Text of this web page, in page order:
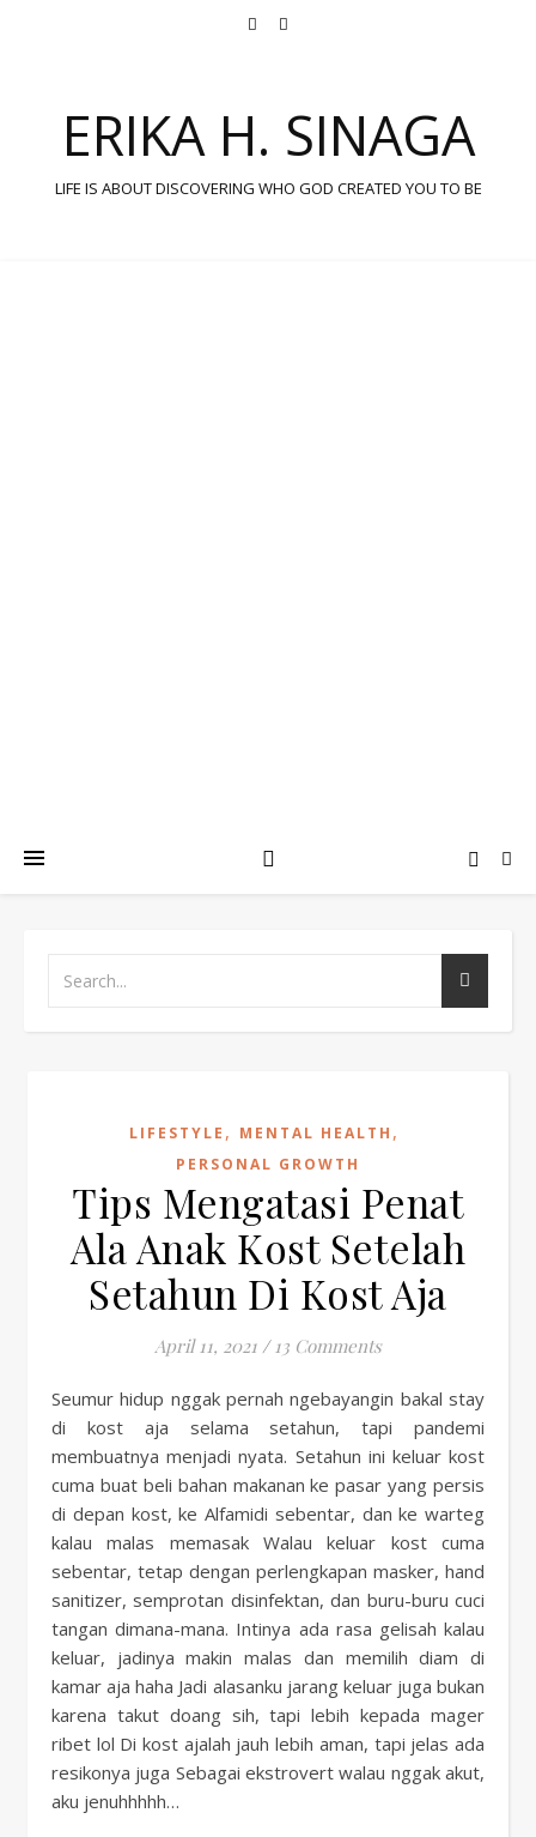
ERIKA H. SINAGA
LIFE IS ABOUT DISCOVERING WHO GOD CREATED YOU TO BE
LIFESTYLE , MENTAL HEALTH ,
PERSONAL GROWTH
Tips Mengatasi Penat
Ala Anak Kost Setelah
Setahun Di Kost Aja
April 11, 2021 / 13 Comments
Seumur hidup nggak pernah ngebayangin bakal stay
di kost aja selama setahun, tapi pandemi
membuatnya menjadi nyata. Setahun ini keluar kost
cuma buat beli bahan makanan ke pasar yang persis
di depan kost, ke Alfamidi sebentar, dan ke warteg
kalau malas memasak Walau keluar kost cuma
sebentar, tetap dengan perlengkapan masker, hand
sanitizer, semprotan disinfektan, dan buru-buru cuci
tangan dimana-mana. Intinya ada rasa gelisah kalau
keluar, jadinya makin malas dan memilih diam di
kamar aja haha Jadi alasanku jarang keluar juga bukan
karena takut doang sih, tapi lebih kepada mager
ribet lol Di kost ajalah jauh lebih aman, tapi jelas ada
resikonya juga Sebagai ekstrovert walau nggak akut,
aku jenuhhhhh…